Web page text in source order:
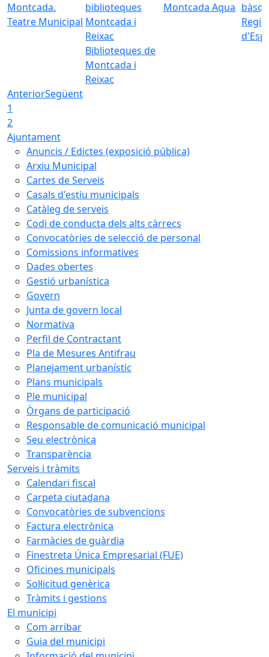
Teatre Municipal
Biblioteques de
Montcada i
Reixac
Montcada Aqua
AnteriorSegüent
1
2
Ajuntament
Anuncis / Edictes (exposició pública)
Arxiu Municipal
Cartes de Serveis
Casals d'estiu municipals
Catàleg de serveis
Codi de conducta dels alts càrrecs
Convocatòries de selecció de personal
Comissions informatives
Dades obertes
Gestió urbanística
Govern
Junta de govern local
Normativa
Perfil de Contractant
Pla de Mesures Antifrau
Planejament urbanístic
Plans municipals
Ple municipal
Òrgans de participació
Responsable de comunicació municipal
Seu electrònica
Transparència
Serveis i tràmits
Calendari fiscal
Carpeta ciutadana
Convocatòries de subvencions
Factura electrònica
Farmàcies de guàrdia
Finestreta Única Empresarial (FUE)
Oficines municipals
Sol·licitud genèrica
Tràmits i gestions
El municipi
Com arribar
Guia del municipi